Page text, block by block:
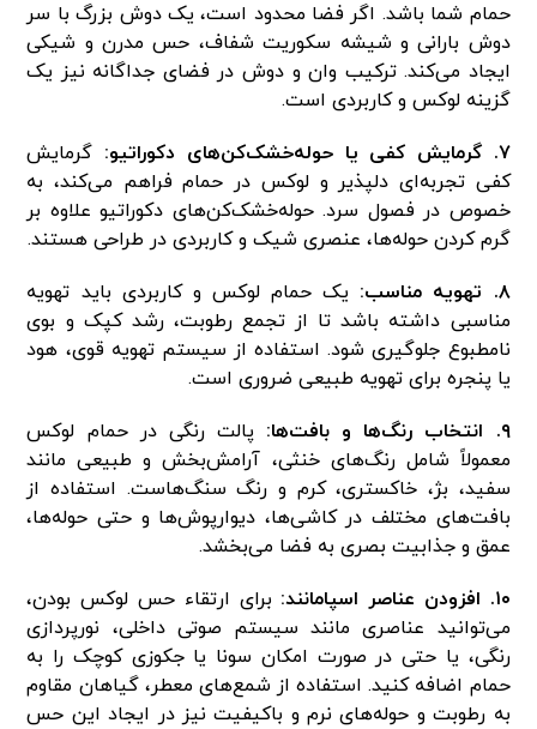
حمام شما باشد. اگر فضا محدود است، یک دوش بزرگ با سر
دوش بارانی و شیشه سکوریت شفاف، حس مدرن و شیکی
ایجاد می‌کند. ترکیب وان و دوش در فضای جداگانه نیز یک
گزینه لوکس و کاربردی است.
۷. گرمایش کفی یا حوله‌خشک‌کن‌های دکوراتیو:
گرمایش
کفی تجربه‌ای دلپذیر و لوکس در حمام فراهم می‌کند، به
خصوص در فصول سرد. حوله‌خشک‌کن‌های دکوراتیو علاوه بر
گرم کردن حوله‌ها، عنصری شیک و کاربردی در طراحی هستند.
۸. تهویه مناسب:
یک حمام لوکس و کاربردی باید تهویه
مناسبی داشته باشد تا از تجمع رطوبت، رشد کپک و بوی
نامطبوع جلوگیری شود. استفاده از سیستم تهویه قوی، هود
یا پنجره برای تهویه طبیعی ضروری است.
۹. انتخاب رنگ‌ها و بافت‌ها:
پالت رنگی در حمام لوکس
معمولاً شامل رنگ‌های خنثی، آرامش‌بخش و طبیعی مانند
سفید، بژ، خاکستری، کرم و رنگ سنگ‌هاست. استفاده از
بافت‌های مختلف در کاشی‌ها، دیوارپوش‌ها و حتی حوله‌ها،
عمق و جذابیت بصری به فضا می‌بخشد.
۱۰. افزودن عناصر اسپامانند:
برای ارتقاء حس لوکس بودن،
می‌توانید عناصری مانند سیستم صوتی داخلی، نورپردازی
رنگی، یا حتی در صورت امکان سونا یا جکوزی کوچک را به
حمام اضافه کنید. استفاده از شمع‌های معطر، گیاهان مقاوم
به رطوبت و حوله‌های نرم و باکیفیت نیز در ایجاد این حس